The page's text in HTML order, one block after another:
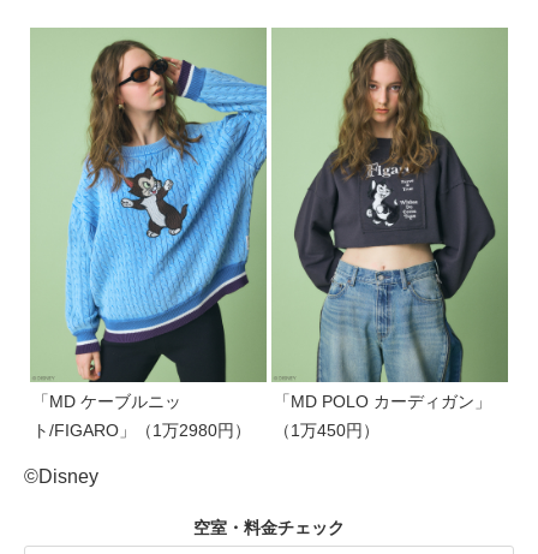
「MD ケーブルニッ
ト/FIGARO」（1万2980円）
「MD POLO カーディガン」
（1万450円）
©Disney
空室・料金チェック